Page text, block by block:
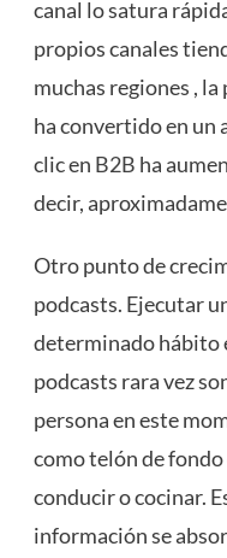
canal lo satura
propios canales
muchas regiones ,
ha convertido en un
clic en B2B ha
decir,
Otro punto de
podcasts. Ejecutar
determinado hábito
podcasts rara vez
persona en este
como telón de
conducir o cocinar.
información se